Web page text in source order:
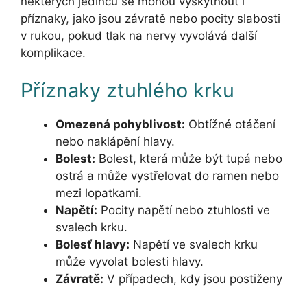
příznaky, jako jsou závratě nebo pocity slabosti
v rukou, pokud tlak na nervy vyvolává další
komplikace.
Příznaky ztuhlého krku
Omezená pohyblivost: Obtížné otáčení
nebo naklápění hlavy.
Bolest: Bolest, která může být tupá nebo
ostrá a může vystřelovat do ramen nebo
mezi lopatkami.
Napětí: Pocity napětí nebo ztuhlosti ve
svalech krku.
Bolesť hlavy: Napětí ve svalech krku
může vyvolat bolesti hlavy.
Závratě: V případech, kdy jsou postiženy